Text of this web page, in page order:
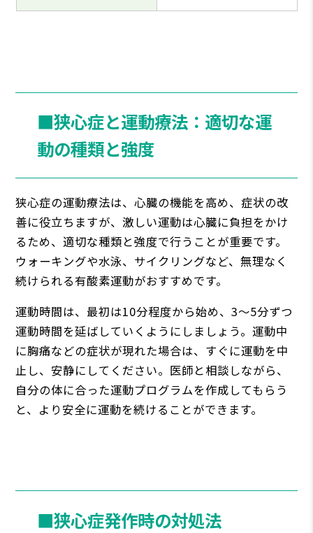
■狭心症と運動療法：適切な運
動の種類と強度
狭心症の運動療法は、心臓の機能を高め、症状の改
善に役立ちますが、激しい運動は心臓に負担をかけ
るため、適切な種類と強度で行うことが重要です。
ウォーキングや水泳、サイクリングなど、無理なく
続けられる有酸素運動がおすすめです。
運動時間は、最初は10分程度から始め、3〜5分ずつ
運動時間を延ばしていくようにしましょう。運動中
に胸痛などの症状が現れた場合は、すぐに運動を中
止し、安静にしてください。医師と相談しながら、
自分の体に合った運動プログラムを作成してもらう
と、より安全に運動を続けることができます。
■狭心症発作時の対処法